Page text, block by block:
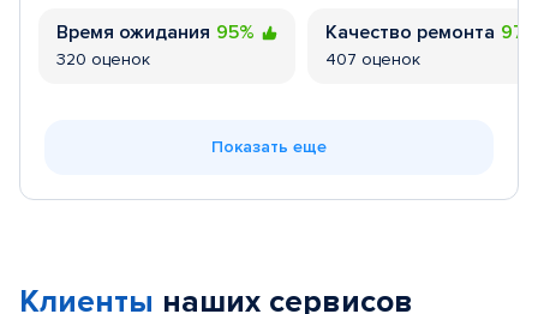
Время ожидания 95%
320 оценок
Качество ремонта
407 оценок
Показать еще
Клиенты наших сервисов